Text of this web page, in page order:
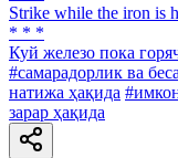
Strike while the iron is
* * *
Куй железо пока
#самарадорлик ва
натижа ҳақида
зарар ҳақида